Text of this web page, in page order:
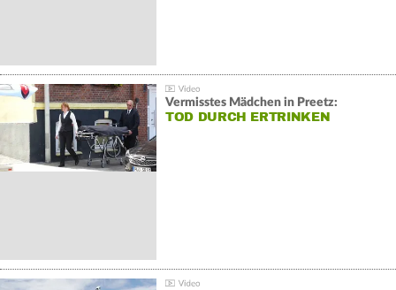
Vermisstes Mädchen in Preetz:
TOD DURCH ERTRINKEN